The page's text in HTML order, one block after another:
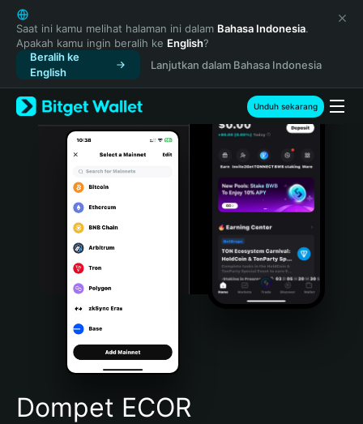
English
日本語
Tiếng Việt
Русский
Español (Latinoamérica)
Türkçe
Italiano
Português (Portugal)
Bahasa Indonesia
Português (Brasil)
Español (Argentina)
Saat ini kamu melihat halaman ini dalam Bahasa Indonesia.
Apakah kamu ingin beralih ke English?
Beralih ke
English
Lanjutkan dalam Bahasa Indonesia
Unduh sekarang
Dompet ECOR